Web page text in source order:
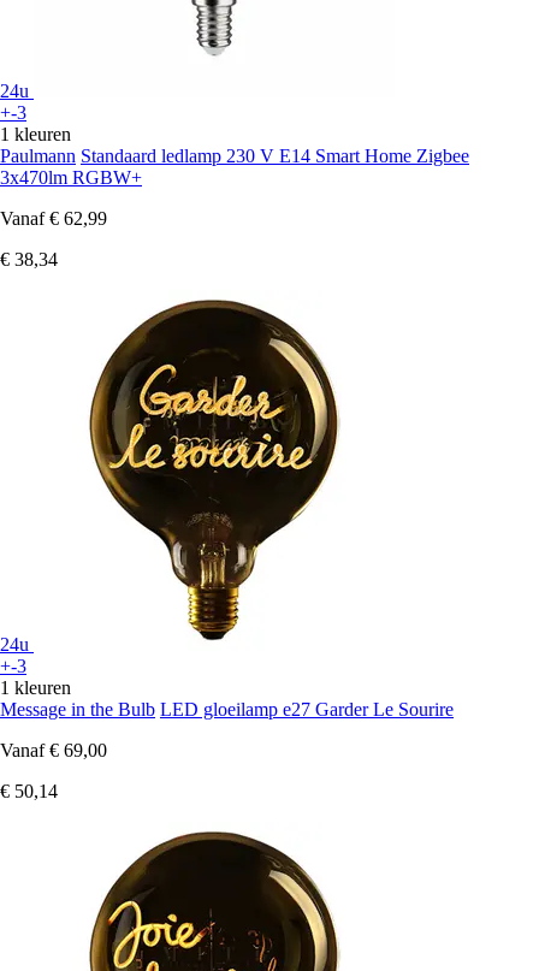
24u
+-3
1 kleuren
Paulmann Standaard ledlamp 230 V E14 Smart Home Zigbee
3x470lm RGBW+
Vanaf € 62,99
€ 38,34
24u
+-3
1 kleuren
Message in the Bulb LED gloeilamp e27 Garder Le Sourire
Vanaf € 69,00
€ 50,14